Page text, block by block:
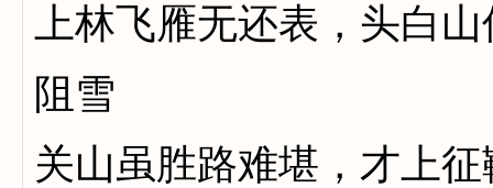
上林飞雁无还表，头白
阻雪
关山虽胜路难堪，才上